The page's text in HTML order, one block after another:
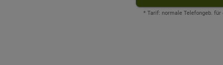
* Tarif: normale Telefongeb. für